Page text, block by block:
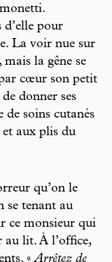
d’elle pour
La voir nue sur
mais la gêne se
cœur son petit
donner ses
de soins cutanés
et aux plis du
qu’on le
se tenant au
ce monsieur qui
au lit. À l’office,
«Arrêtez de